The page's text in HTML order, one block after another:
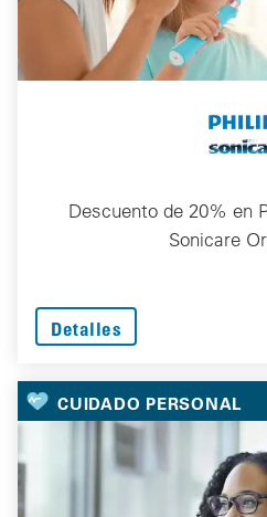
Descuento de 20% en
Sonicare
Detalles
CUIDADO PERSONAL